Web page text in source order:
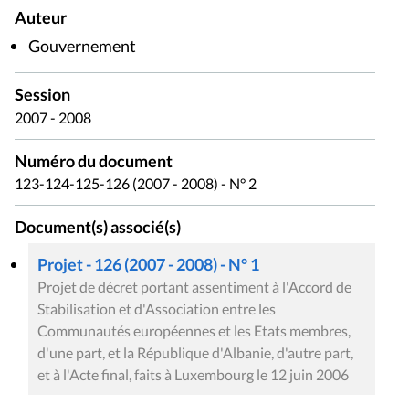
Auteur
Gouvernement
Session
2007 - 2008
Numéro du document
123-124-125-126 (2007 - 2008) - N° 2
Document(s) associé(s)
Projet - 126 (2007 - 2008) - N° 1
Projet de décret portant assentiment à l'Accord de
Stabilisation et d'Association entre les
Communautés européennes et les Etats membres,
d'une part, et la République d'Albanie, d'autre part,
et à l'Acte final, faits à Luxembourg le 12 juin 2006